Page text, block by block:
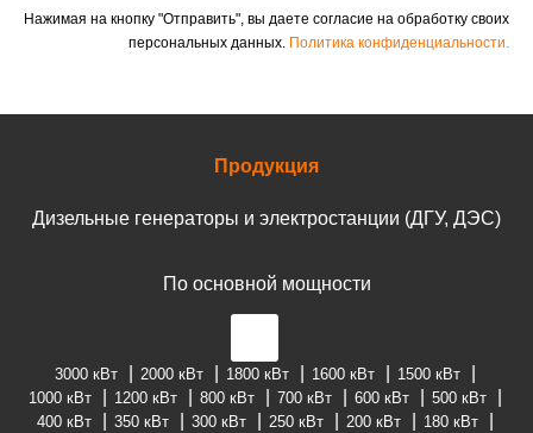
Нажимая на кнопку "Отправить", вы даете согласие на обработку своих
персональных данных. Политика конфиденциальности.
Продукция
Дизельные генераторы и электростанции (ДГУ, ДЭС)
По основной мощности
3000 кВт 2000 кВт 1800 кВт 1600 кВт
1500 кВт
1000 кВт
1200 кВт 800 кВт 700 кВт 600 кВт
500 кВт
400 кВт
350 кВт 300 кВт 250 кВт 200 кВт
180 кВт